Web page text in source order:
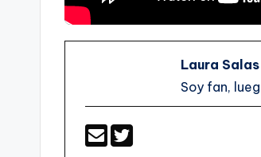
Laura Salas
Soy fan,